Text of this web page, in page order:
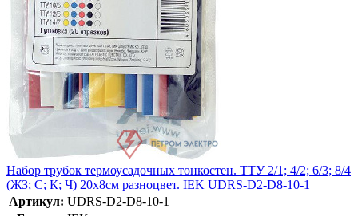
Набор трубок термоусадочных тонкостен. ТТУ 2/1; 4/2; 6/3; 8/4
(ЖЗ; С; К; Ч) 20х8см разноцвет. IEK UDRS-D2-D8-10-1
Артикул: UDRS-D2-D8-10-1